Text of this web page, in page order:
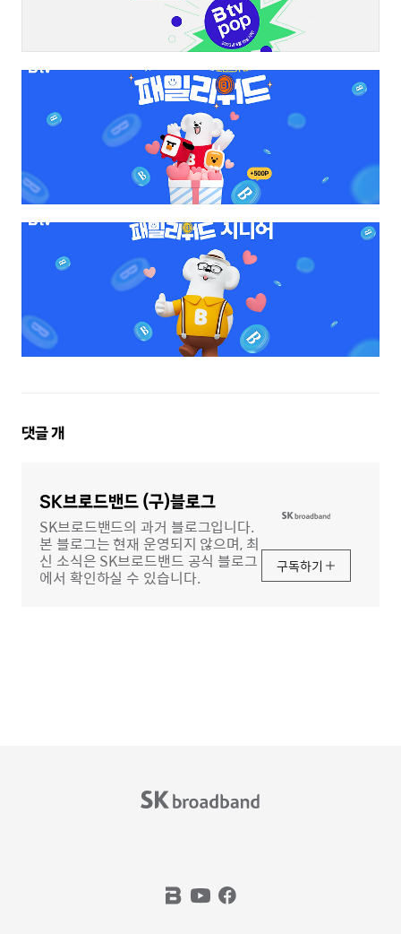
댓
댓글개
SK브로드밴드 (구)블로그
SK브로드밴드의 과거 블로그입니다.
본 블로그는 현재 운영되지 않으며, 최
신 소식은 SK브로드밴드 공식 블로그
에서 확인하실 수 있습니다.
구독하기